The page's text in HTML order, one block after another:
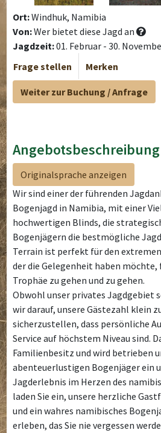
Ort:Windhuk, Namibia
Von:Wer bietet diese Jagd an
Jagdzeit:01. Februar - 30.
Frage stellen
Merken
Weiter zur Buchung / Anfrage
Angebotsbeschreibung
Originalsprache anzeigen
Wir sind einer der führenden
Bogenjagd in Namibia, mit einer
hochwertigen Blinds, die
Bogenjägern die bestmögliche
Terrain ist perfekt für den
der die Gelegenheit haben
Trophäe zu gehen und zu gehen.
Obwohl unser privates Jagdgebiet
wir darauf, unsere Gästezahl klein
sicherzustellen, dass persönliche
Service auf höchstem Niveau sind.
Familienbesitz und wird betrieben
abenteuerlustigen Bogenjäger ein
Jagderlebnis im Herzen des
laden Sie ein, unsere herzliche
und ein wahres namibisches
erleben, das Sie nie vergessen